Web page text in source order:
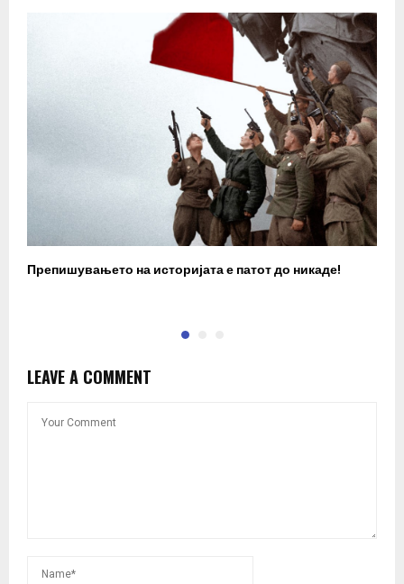
Препишувањето на историјата е патот до никаде!
LEAVE A COMMENT